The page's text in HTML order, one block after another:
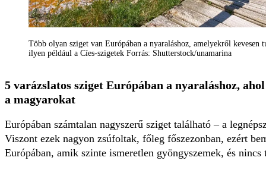
Több olyan sziget van Európában a nyaraláshoz, amelyekről kevesen
ilyen például a Cíes-szigetek Forrás: Shutterstock/unamarina
5 varázslatos sziget Európában a nyaraláshoz,
a magyarokat
Európában számtalan nagyszerű sziget található – a
Viszont ezek nagyon zsúfoltak, főleg főszezonban, ezért
Európában, amik szinte ismeretlen gyöngyszemek, és